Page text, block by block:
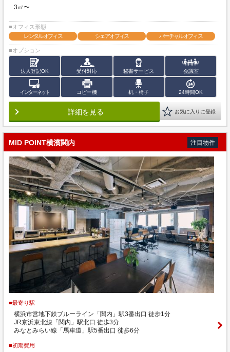
3㎡〜
■オフィス形態
レンタルオフィス
シェアオフィス バーチャルオフィス
■オプション
法人登記OK 受付対応 秘書サービス 会議室
インターネット コピー機 机・椅子 24時間OK
詳細を見る お気に入りに登録
MID POINT横濱関内 注目物件
■最寄り駅
横浜市営地下鉄ブルーライン「関内」駅3番出口 徒歩1分
JR京浜東北線「関内」駅北口 徒歩3分
みなとみらい線「馬車道」駅5番出口 徒歩6分
■初期費用